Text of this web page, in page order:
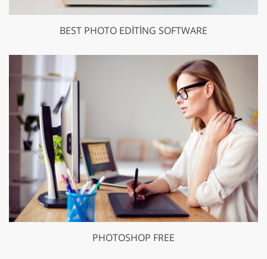
BEST PHOTO EDITING SOFTWARE
PHOTOSHOP FREE